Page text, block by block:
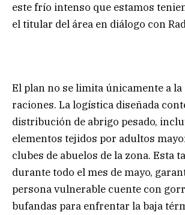
este frío intenso que estamos
el titular del área en diálogo con
El plan no se limita únicamente a la
raciones. La logística diseñada
distribución de abrigo pesado,
elementos tejidos por adultos
clubes de abuelos de la zona. Esta
durante todo el mes de mayo,
persona vulnerable cuente con
bufandas para enfrentar la baja